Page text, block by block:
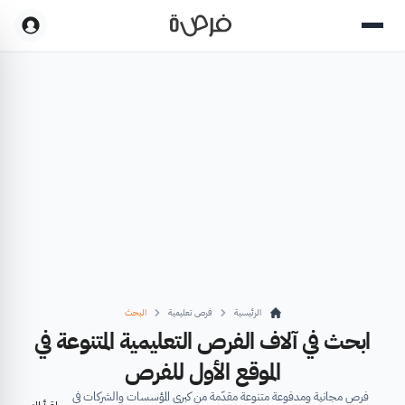
الرئيسية فرص تعليمية البحث
ابحث في آلاف الفرص التعليمية المتنوعة في
الموقع الأول للفرص
فرص مجانية ومدفوعة متنوعة مقدّمة من كبرى المؤسسات والشركات في